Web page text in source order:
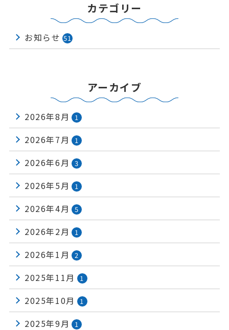
カテゴリー
お知らせ 51
アーカイブ
2026年8月 1
2026年7月 1
2026年6月 3
2026年5月 1
2026年4月 5
2026年2月 1
2026年1月 2
2025年11月 1
2025年10月 1
2025年9月 1